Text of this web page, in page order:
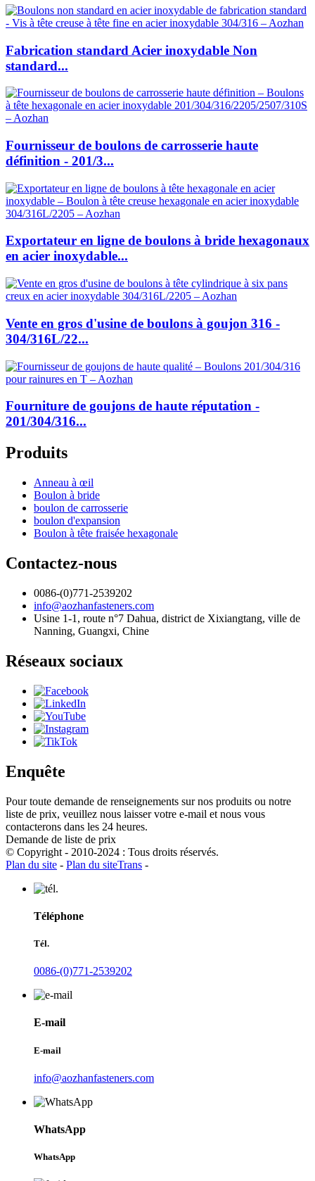
Fabrication standard Acier inoxydable Non
standard...
Fournisseur de boulons de carrosserie haute
définition - 201/3...
Exportateur en ligne de boulons à bride hexagonaux
en acier inoxydable...
Vente en gros d'usine de boulons à goujon 316 -
304/316L/22...
Fourniture de goujons de haute réputation -
201/304/316...
Produits
Anneau à œil
Boulon à bride
boulon de carrosserie
boulon d'expansion
Boulon à tête fraisée hexagonale
Contactez-nous
0086-(0)771-2539202
info@aozhanfasteners.com
Usine 1-1, route n°7 Dahua, district de Xixiangtang, ville de
Nanning, Guangxi, Chine
Réseaux sociaux
Enquête
Pour toute demande de renseignements sur nos produits ou notre
liste de prix, veuillez nous laisser votre e-mail et nous vous
contacterons dans les 24 heures.
Demande de liste de prix
© Copyright - 2010-2024 : Tous droits réservés.
Plan du site - Plan du siteTrans -
Téléphone
Tél.
0086-(0)771-2539202
E-mail
E-mail
info@aozhanfasteners.com
WhatsApp
WhatsApp